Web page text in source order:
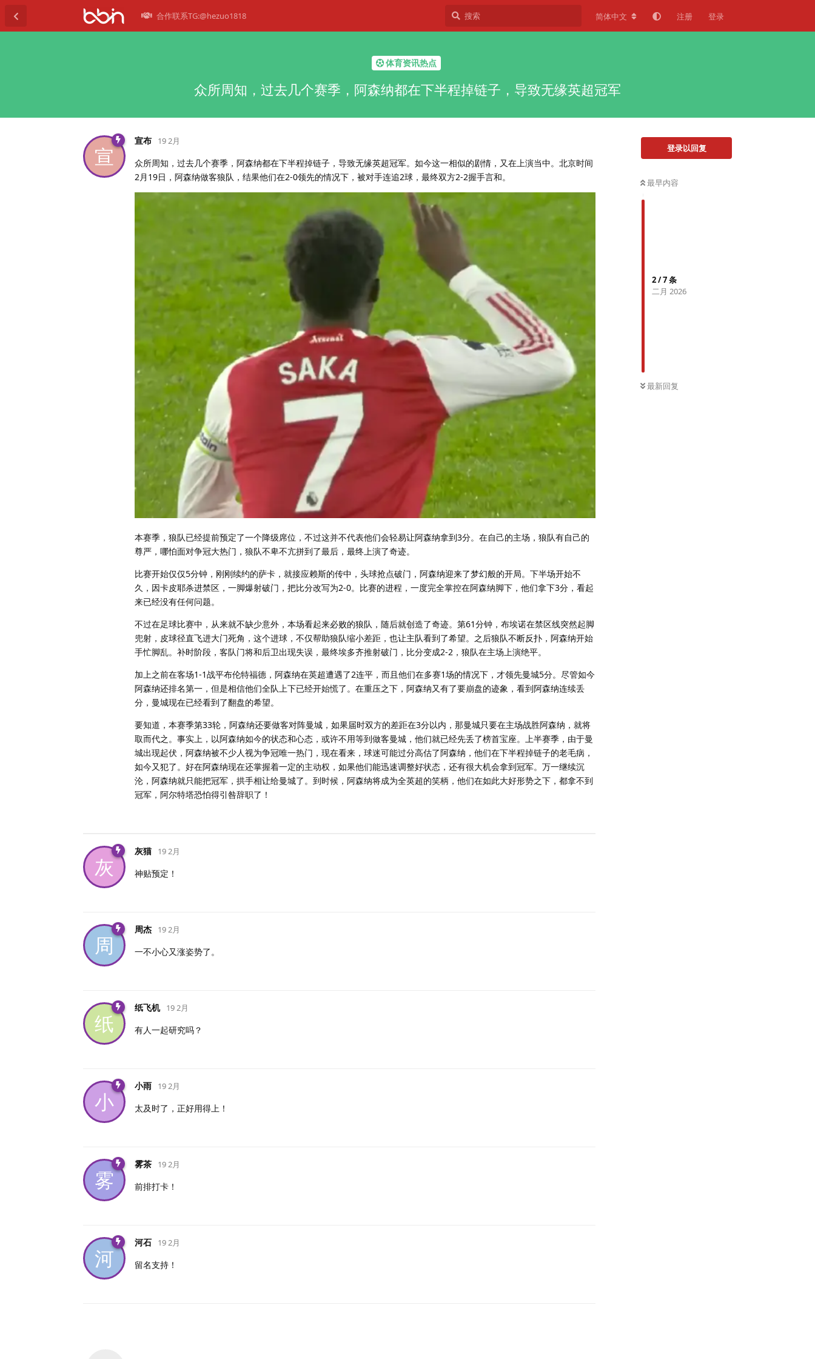
合作联系TG:@hezuo1818 简体中文 注册 登录
体育资讯热点
众所周知，过去几个赛季，阿森纳都在下半程掉链子，导致无缘英超冠军
登录以回复
最早内容
2/7条
二月 2026
最新回复
宣
宣布 19 2月
众所周知，过去几个赛季，阿森纳都在下半程掉链子，导致无缘英超冠军。如今这一相似的剧情，又在上演当中。北京时间
2月19日，阿森纳做客狼队，结果他们在2-0领先的情况下，被对手连追2球，最终双方2-2握手言和。
本赛季，狼队已经提前预定了一个降级席位，不过这并不代表他们会轻易让阿森纳拿到3分。在自己的主场，狼队有自己的
尊严，哪怕面对争冠大热门，狼队不卑不亢拼到了最后，最终上演了奇迹。
比赛开始仅仅5分钟，刚刚续约的萨卡，就接应赖斯的传中，头球抢点破门，阿森纳迎来了梦幻般的开局。下半场开始不
久，因卡皮耶杀进禁区，一脚爆射破门，把比分改写为2-0。比赛的进程，一度完全掌控在阿森纳脚下，他们拿下3分，看起
来已经没有任何问题。
不过在足球比赛中，从来就不缺少意外，本场看起来必败的狼队，随后就创造了奇迹。第61分钟，布埃诺在禁区线突然起脚
兜射，皮球径直飞进大门死角，这个进球，不仅帮助狼队缩小差距，也让主队看到了希望。之后狼队不断反扑，阿森纳开始
手忙脚乱。补时阶段，客队门将和后卫出现失误，最终埃多齐推射破门，比分变成2-2，狼队在主场上演绝平。
加上之前在客场1-1战平布伦特福德，阿森纳在英超遭遇了2连平，而且他们在多赛1场的情况下，才领先曼城5分。尽管如今
阿森纳还排名第一，但是相信他们全队上下已经开始慌了。在重压之下，阿森纳又有了要崩盘的迹象，看到阿森纳连续丢
分，曼城现在已经看到了翻盘的希望。
要知道，本赛季第33轮，阿森纳还要做客对阵曼城，如果届时双方的差距在3分以内，那曼城只要在主场战胜阿森纳，就将
取而代之。事实上，以阿森纳如今的状态和心态，或许不用等到做客曼城，他们就已经先丢了榜首宝座。上半赛季，由于曼
城出现起伏，阿森纳被不少人视为争冠唯一热门，现在看来，球迷可能过分高估了阿森纳，他们在下半程掉链子的老毛病，
如今又犯了。好在阿森纳现在还掌握着一定的主动权，如果他们能迅速调整好状态，还有很大机会拿到冠军。万一继续沉
沦，阿森纳就只能把冠军，拱手相让给曼城了。到时候，阿森纳将成为全英超的笑柄，他们在如此大好形势之下，都拿不到
冠军，阿尔特塔恐怕得引咎辞职了！
灰
灰猫 19 2月
神贴预定！
周
周杰 19 2月
一不小心又涨姿势了。
纸
纸飞机 19 2月
有人一起研究吗？
小
小雨 19 2月
太及时了，正好用得上！
雾
雾茶 19 2月
前排打卡！
河
河石 19 2月
留名支持！